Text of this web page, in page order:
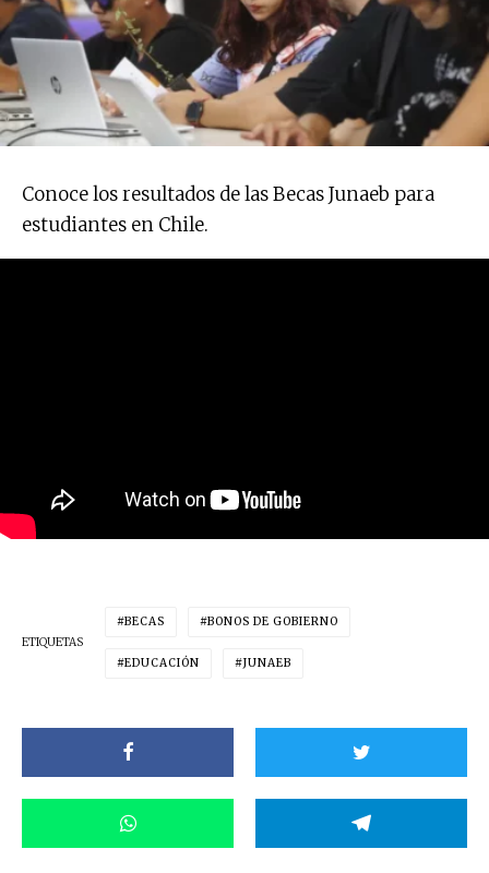
Conoce los resultados de las Becas Junaeb para
estudiantes en Chile.
ETIQUETAS
BECAS BONOS DE GOBIERNO
EDUCACIÓN JUNAEB